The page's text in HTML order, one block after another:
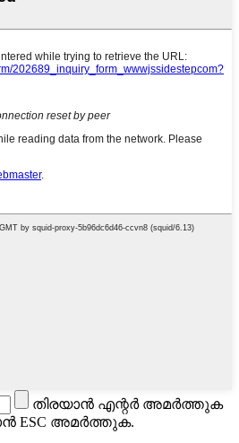
തിരയാൻ എന്റർ അമർത്തുക
ESC അമർത്തുക.